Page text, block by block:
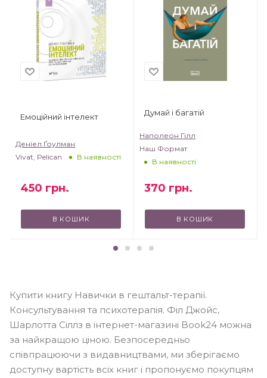
Емоційний інтелект
Деніел Ґоулман
Vivat, Pelican
В наявності
450 грн.
В КОШИК
Думай і багатій
Наполеон Гілл
Наш Формат
В наявності
370 грн.
В КОШИК
Купити книгу Навички в гештальт-терапії.
Консультування та психотерапія. Філ Джойс,
Шарлотта Сіллз в інтернет-магазині Book24 можна
за найкращою ціною. Безпосередньо
співпрацюючи з видавництвами, ми зберігаємо
доступну вартість всіх книг і пропонуємо покупцям